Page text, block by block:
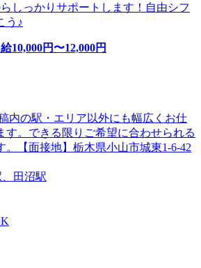
しっかりサポートします！自由シフ
う♪
給10,000円〜12,000円
内の駅・エリア以外にも幅広くお仕
す。できる限りご希望に合わせられる
。【面接地】栃木県小山市城東1-6-42
田沼駅